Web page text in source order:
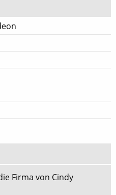
Firma von Cindy